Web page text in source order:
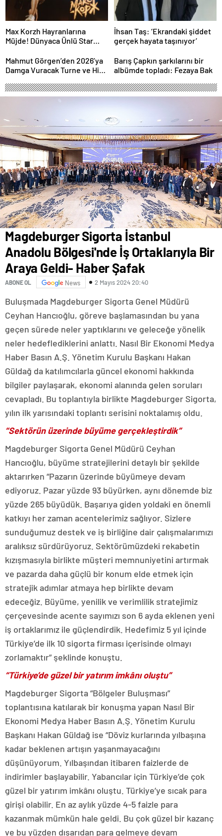
Max Korzh Hayranlarına
Müjde! Dünyaca Ünlü Star
Performansla Hayranlarıyla
Buluşuyor
İhsan Taş: ‘Ekrandaki şiddet
gerçek hayata taşınıyor’
Mahmut Görgen’den 2026’ya
Damga Vuracak Turne ve Hit
Barış Çapkın şarkılarını bir
albümde topladı: Fezaya Bak
Magdeburger Sigorta İstanbul
Anadolu Bölgesi'nde İş Ortaklarıyla Bir
Araya Geldi- Haber Şafak
ABONE OL News 2 Mayıs 2024 20:40
Buluşmada Magdeburger Sigorta Genel Müdürü
Ceyhan Hancıoğlu, göreve başlamasından bu yana
geçen sürede neler yaptıklarını ve geleceğe yönelik
neler hedeflediklerini anlattı. Nasıl Bir Ekonomi Medya
Haber Basın A.Ş. Yönetim Kurulu Başkanı Hakan
Güldağ da katılımcılarla güncel ekonomi hakkında
bilgiler paylaşarak, ekonomi alanında gelen soruları
cevapladı. Bu toplantıyla birlikte Magdeburger Sigorta,
yılın ilk yarısındaki toplantı serisini noktalamış oldu.
“Sektörün üzerinde büyüme gerçekleştirdik”
Magdeburger Sigorta Genel Müdürü Ceyhan
Hancıoğlu, büyüme stratejilerini detaylı bir şekilde
aktarırken “Pazarın üzerinde büyümeye devam
ediyoruz. Pazar yüzde 93 büyürken, aynı dönemde biz
yüzde 265 büyüdük. Başarıya giden yoldaki en önemli
katkıyı her zaman acentelerimiz sağlıyor. Sizlere
sunduğumuz destek ve iş birliğine dair çalışmalarımızı
aralıksız sürdürüyoruz. Sektörümüzdeki rekabetin
kızışmasıyla birlikte müşteri memnuniyetini artırmak
ve pazarda daha güçlü bir konum elde etmek için
stratejik adımlar atmaya hep birlikte devam
edeceğiz. Büyüme, yenilik ve verimlilik stratejimiz
çerçevesinde acente sayımızı son 6 ayda eklenen yeni
iş ortaklarımız ile güçlendirdik. Hedefimiz 5 yıl içinde
Türkiye’de ilk 10 sigorta firması içerisinde olmayı
zorlamaktır” şeklinde konuştu.
“Türkiye’de güzel bir yatırım imkânı oluştu”
Magdeburger Sigorta “Bölgeler Buluşması”
toplantısına katılarak bir konuşma yapan Nasıl Bir
Ekonomi Medya Haber Basın A.Ş. Yönetim Kurulu
Başkanı Hakan Güldağ ise “Döviz kurlarında yılbaşına
kadar beklenen artışın yaşanmayacağını
düşünüyorum. Yılbaşından itibaren faizlerde de
indirimler başlayabilir. Yabancılar için Türkiye’de çok
güzel bir yatırım imkânı oluştu. Türkiye’ye sıcak para
girişi olabilir. En az aylık yüzde 4-5 faizle para
kazanmak mümkün hale geldi. Bu çok güzel bir kazanç
ve bu yüzden dışarıdan para gelmeye devam